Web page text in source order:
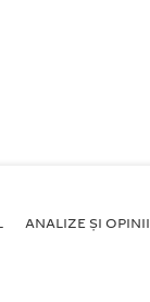
ANALIZE ȘI OPINII